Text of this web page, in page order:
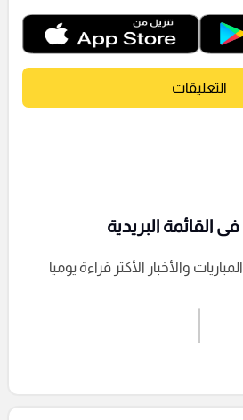
التعليقات
إرسال تعليق
القائمة البريدية
والأخبار الأكثر قراءة يوميا